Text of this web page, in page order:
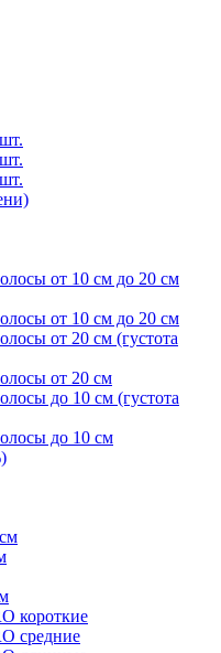
от 10 см до 20 см
от 10 см до 20 см
от 20 см (густота
от 20 см
до 10 см (густота
до 10 см
короткие
средние